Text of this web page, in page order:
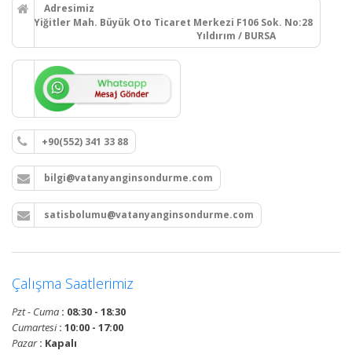
Adresimiz
Yiğitler Mah. Büyük Oto Ticaret Merkezi F106 Sok. No:28
Yıldırım / BURSA
+90(552) 341 33 88
bilgi@vatanyanginsondurme.com
satisbolumu@vatanyanginsondurme.com
Çalışma Saatlerimiz
Pzt - Cuma : 08:30 - 18:30
Cumartesi: 10:00 - 17:00
Pazar: Kapalı